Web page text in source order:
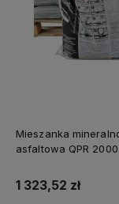
Mieszanka
asfaltowa QPR
1 323,52 zł